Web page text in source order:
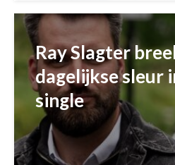
Ray Slagter
dagelijkse sleur
single